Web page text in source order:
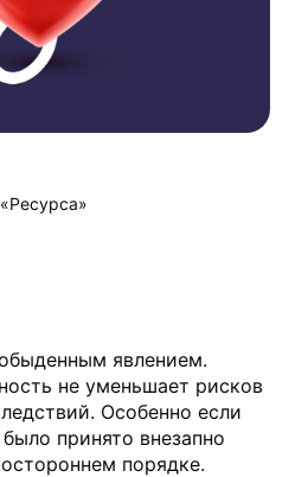
явлением.
не уменьшает рисков
Особенно если
принято внезапно
порядке.